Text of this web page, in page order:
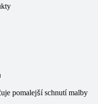
pomalejší schnutí malby